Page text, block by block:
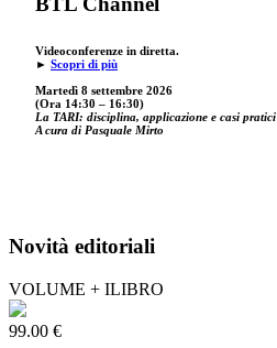
Videoconferenze in diretta.
► Scopri di più
Martedì 8 settembre 2026
(Ora 14:30 – 16:30)
La TARI: disciplina, applicazione e casi pratici
A cura di Pasquale Mirto
Novità editoriali
VOLUME + ILIBRO
99.00 €